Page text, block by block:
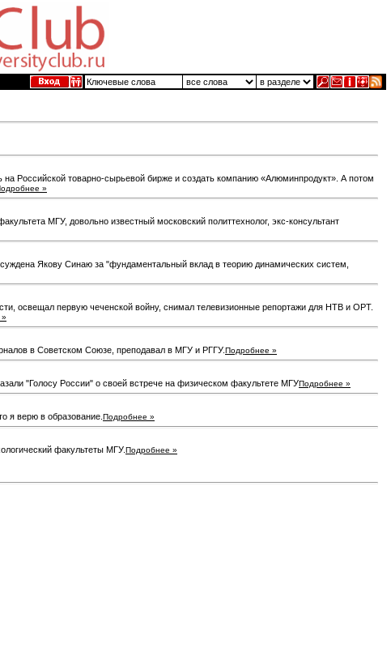
Российской товарно-сырьевой бирже и создать компанию «Алюминпродукт». А потом
»
МГУ, довольно известный московский политтехнолог, экс-консультант
Якову Синаю за "фундаментальный вклад в теорию динамических систем,
освещал первую чеченской войну, снимал телевизионные репортажи для НТВ и ОРТ.
в Советском Союзе, преподавал в МГУ и РГГУ.Подробнее »
"Голосу России" о своей встрече на физическом факультете МГУПодробнее »
я верю в образование. Подробнее »
факультеты МГУ.Подробнее »